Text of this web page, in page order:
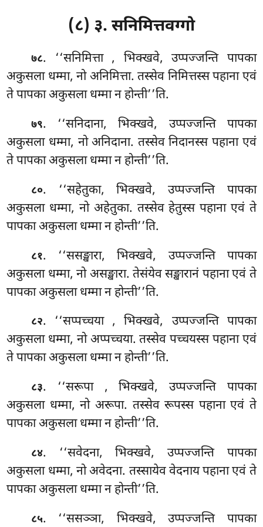
(८) ३. सनिमित्तवग्गो
७८. ‘‘सनिमित्ता , भिक्खवे, उप्पज्जन्ति पापका
अकुसला धम्मा, नो अनिमित्ता. तस्सेव निमित्तस्स पहाना एवं
ते पापका अकुसला धम्मान होन्ती’’ति.
७९. ‘‘सनिदाना, भिक्खवे, उप्पज्जन्ति पापका
अकुसला धम्मा, नो अनिदाना. तस्सेव निदानस्स पहाना एवं
ते पापका अकुसला धम्मा न होन्ती’’ति.
८०. ‘‘सहेतुका, भिक्खवे, उप्पज्जन्ति पापका
अकुसला धम्मा, नो अहेतुका. तस्सेव हेतुस्स पहाना एवं ते
पापका अकुसला धम्मा न होन्ती’’ति.
८१. ‘‘ससङ्खारा, भिक्खवे, उप्पज्जन्ति पापका
अकुसला धम्मा, नो असङ्खारा. तेसंयेव सङ्खारानं पहाना एवं ते
पापका अकुसला धम्मा न होन्ती’’ति.
८२. ‘‘सप्पच्चया , भिक्खवे, उप्पज्जन्ति पापका
अकुसला धम्मा, नो अप्पच्चया. तस्सेव पच्चयस्स पहाना एवं
ते पापका अकुसला धम्मा न होन्ती’’ति.
८३. ‘‘सरूपा , भिक्खवे, उप्पज्जन्ति पापका
अकुसला धम्मा, नो अरूपा. तस्सेव रूपस्स पहाना एवं ते
पापका अकुसला धम्मा न होन्ती’’ति.
८४. ‘‘सवेदना, भिक्खवे, उप्पज्जन्ति पापका
अकुसला धम्मा, नो अवेदना. तस्सायेव वेदनाय पहाना एवं ते
पापका अकुसला धम्मा न होन्ती’’ति.
८५. ‘‘ससञ्ञा, भिक्खवे, उप्पज्जन्ति पापका